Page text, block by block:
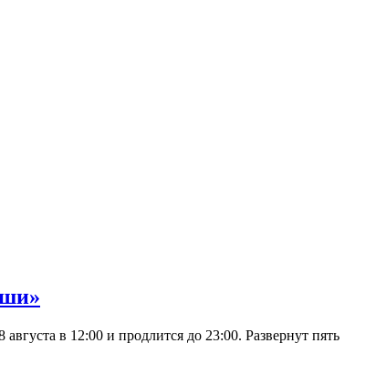
в 12:00 и продлится до 23:00. Развернут пять